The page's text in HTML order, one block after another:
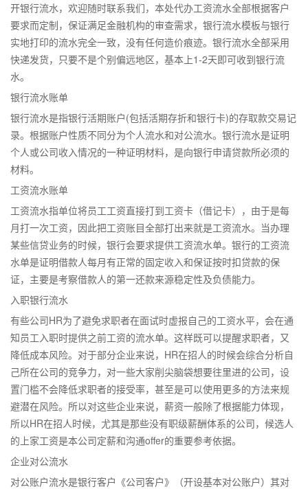
开银行流水，欢迎随时联系我们，本处代办工资流水全部根据客户
要求而定制，保证满足金融机构的审查需求，银行流水模板与银行
实地打印的流水完全一致，没有任何造价痕迹。银行流水全部采用
快递发货，只要不是个别偏远地区，基本上1-2天即可收到银行流
水。
银行流水账单
银行流水是指银行活期账户(包括活期存折和银行卡)的存取款交易记
录。根据账户性质不同分为个人流水和对公流水。银行流水是证明
个人或公司收入情况的一种证明材料，是向银行申请贷款所必须的
材料。
工资流水账单
工资流水指单位将员工工资直接打到工资卡（借记卡），由于是每
月打一次工资，因此把工资账目全部打出来就是工资流水。当办理
某些信贷业务的时候，银行会要求提供工资流水单。银行的工资流
水单是证明借款人每月有正常的固定收入和保证按时扣贷款的保
证，主要是考察借款人的第一还款来源稳定性及负债能力。
入职银行流水
有些公司HR为了避免求职者在面试时虚报自己的工资水平，会在通
知员工入职时提供之前工资的流水单。这样既可以提醒求职者，又
降低成本风险。对于部分企业来说，HR在招人的时候会综合分析自
己所在公司的竞争力，对一些大家削尖脑袋想要往里进的公司，设
置门槛不会降低求职者的接受率，甚至是可以使用更多的方法来规
避潜在风险。所以对这些企业来说，薪资一般除了根据能力体现，
所以HR在招人时候，尤其是那些没有职级薪酬体系的公司，候选人
的上家工资是本公司定薪和沟通offer的重要参考依据。
企业对公流水
对公账户流水是银行客户《公司客户》（开设基本对公账户）其对